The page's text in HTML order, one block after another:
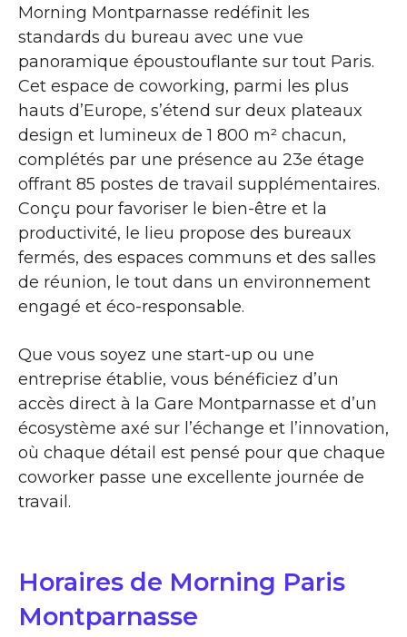
Morning Montparnasse redéfinit les
standards du bureau avec une vue
panoramique époustouflante sur tout Paris.
Cet espace de coworking, parmi les plus
hauts d’Europe, s’étend sur deux plateaux
design et lumineux de 1 800 m² chacun,
complétés par une présence au 23e étage
offrant 85 postes de travail supplémentaires.
Conçu pour favoriser le bien-être et la
productivité, le lieu propose des bureaux
fermés, des espaces communs et des salles
de réunion, le tout dans un environnement
engagé et éco-responsable.
Que vous soyez une start-up ou une
entreprise établie, vous bénéficiez d’un
accès direct à la Gare Montparnasse et d’un
écosystème axé sur l’échange et l’innovation,
où chaque détail est pensé pour que chaque
coworker passe une excellente journée de
travail.
Horaires de Morning Paris
Montparnasse